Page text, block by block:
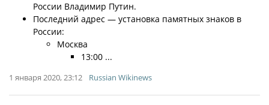
России Владимир Путин.
Последний адрес — установка памятных знаков в
России:
Москва
13:00 ...
1 января 2020, 23:12 Russian Wikinews